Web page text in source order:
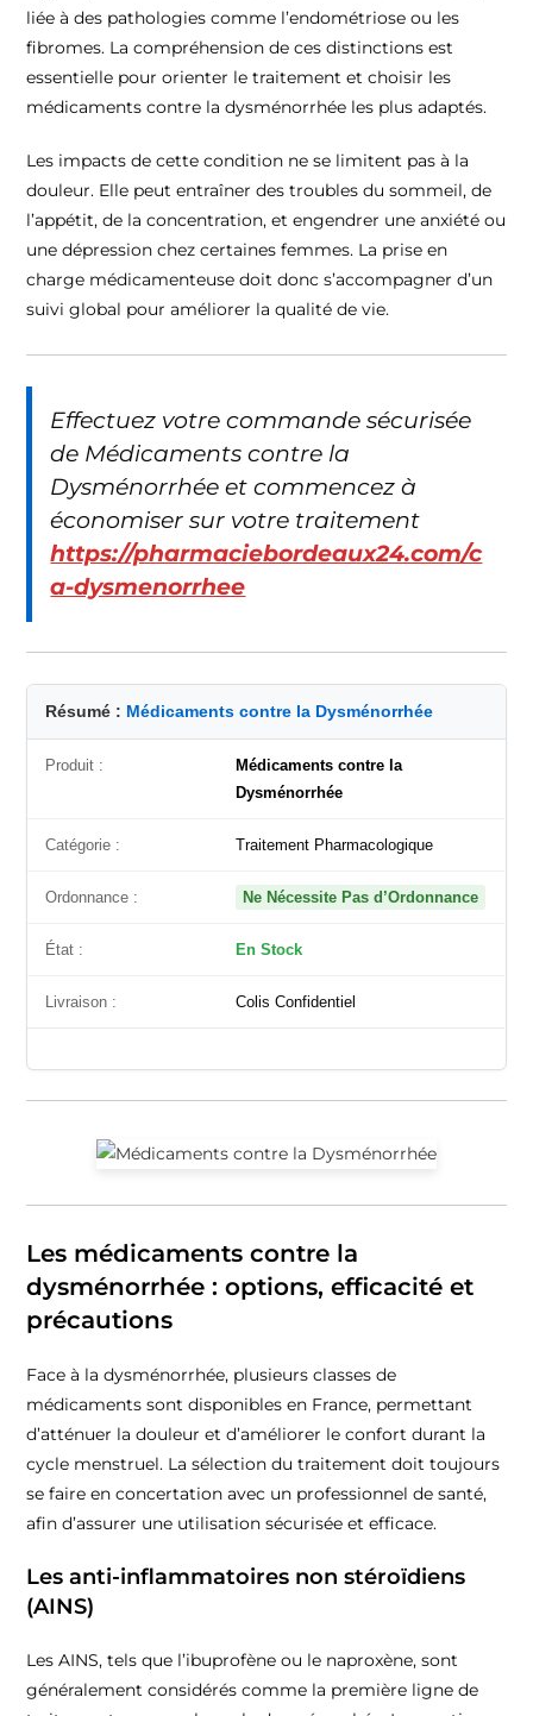
liée à des pathologies comme l’endométriose ou les
fibromes. La compréhension de ces distinctions est
essentielle pour orienter le traitement et choisir les
médicaments contre la dysménorrhée les plus adaptés.
Les impacts de cette condition ne se limitent pas à la
douleur. Elle peut entraîner des troubles du sommeil, de
l’appétit, de la concentration, et engendrer une anxiété ou
une dépression chez certaines femmes. La prise en
charge médicamenteuse doit donc s’accompagner d’un
suivi global pour améliorer la qualité de vie.
Effectuez votre commande sécurisée
de Médicaments contre la
Dysménorrhée et commencez à
économiser sur votre traitement
https://pharmaciebordeaux24.com/c
a-dysmenorrhee
Résumé : Médicaments contre la Dysménorrhée
Produit :
Médicaments contre la
Dysménorrhée
Catégorie : Traitement Pharmacologique
Ordonnance : Ne Nécessite Pas d’Ordonnance
État : En Stock
Livraison : Colis Confidentiel
Les médicaments contre la
dysménorrhée : options, efficacité et
précautions
Face à la dysménorrhée, plusieurs classes de
médicaments sont disponibles en France, permettant
d’atténuer la douleur et d’améliorer le confort durant la
cycle menstruel. La sélection du traitement doit toujours
se faire en concertation avec un professionnel de santé,
afin d’assurer une utilisation sécurisée et efficace.
Les anti-inflammatoires non stéroïdiens
(AINS)
Les AINS, tels que l’ibuprofène ou le naproxène, sont
généralement considérés comme la première ligne de